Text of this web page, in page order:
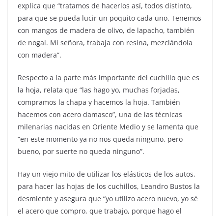
explica que “tratamos de hacerlos así, todos distinto,
para que se pueda lucir un poquito cada uno. Tenemos
con mangos de madera de olivo, de lapacho, también
de nogal. Mi señora, trabaja con resina, mezclándola
con madera”.
Respecto a la parte más importante del cuchillo que es
la hoja, relata que “las hago yo, muchas forjadas,
compramos la chapa y hacemos la hoja. También
hacemos con acero damasco”, una de las técnicas
milenarias nacidas en Oriente Medio y se lamenta que
“en este momento ya no nos queda ninguno, pero
bueno, por suerte no queda ninguno”.
Hay un viejo mito de utilizar los elásticos de los autos,
para hacer las hojas de los cuchillos, Leandro Bustos la
desmiente y asegura que “yo utilizo acero nuevo, yo sé
el acero que compro, que trabajo, porque hago el